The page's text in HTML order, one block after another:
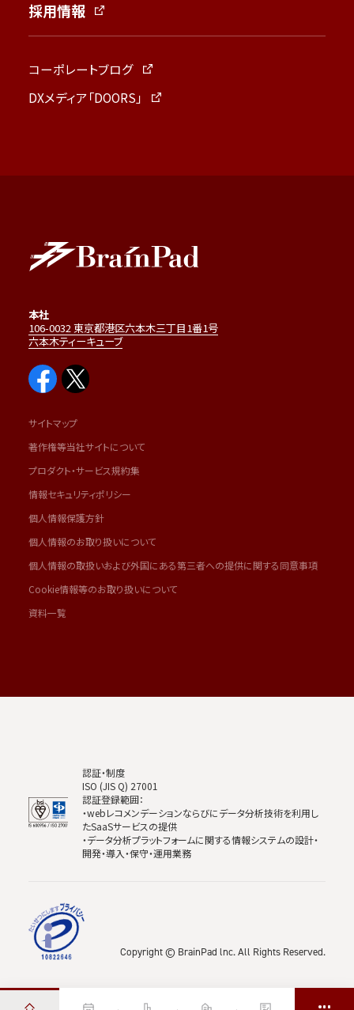
採用情報
コーポレートブログ
DXメディア「DOORS」
本社
106-0032 東京都港区六本木三丁目1番1号
六本木ティーキューブ
サイトマップ
著作権等当社サイトについて
プロダクト・サービス規約集
情報セキュリティポリシー
個人情報保護方針
個人情報のお取り扱いについて
個人情報の取扱いおよび外国にある第三者への提供に関する同意事項
Cookie情報等のお取り扱いについて
資料一覧
認証・制度
ISO (JIS Q) 27001
認証登録範囲：
・webレコメンデーションならびにデータ分析技術を利用し
たSaaSサービスの提供
・データ分析プラットフォームに関する情報システムの設計・
開発・導入・保守・運用業務
Copyright © BrainPad lnc. All Rights Reserved.